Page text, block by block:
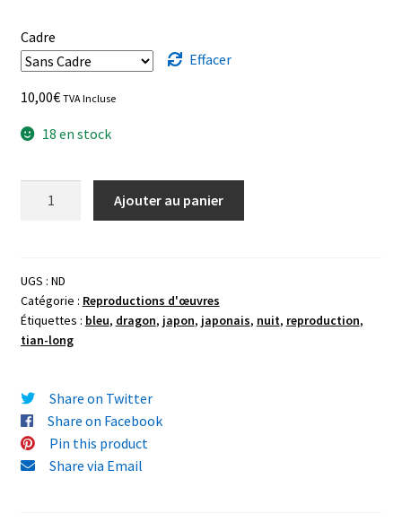
Cadre
Effacer
10,00€ TVA Incluse
18 en stock
Long
Bleu"
(dragon
asiatique)
(A4)
Ajouter au panier
UGS : ND
Catégorie : Reproductions d'œuvres
Étiquettes : bleu, dragon, japon, japonais, nuit, reproduction,
tian-long
Share on Twitter
Share on Facebook
Pin this product
Share via Email